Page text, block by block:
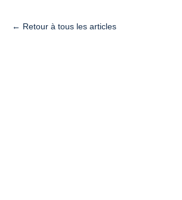
← Retour à tous les articles